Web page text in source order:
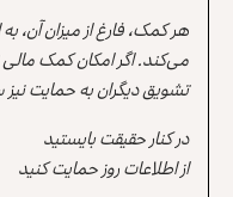
هر کمک، فارغ از میزان آن،
می‌کند. اگر امکان کمک
تشویق دیگران به حمایت
در کنار حقیقت بایستید
از اطلاعات روز حمایت کنید